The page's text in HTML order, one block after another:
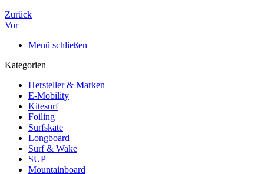
Zurück
Vor
Menü schließen
Kategorien
Hersteller & Marken
E-Mobility
Kitesurf
Foiling
Surfskate
Longboard
Surf & Wake
SUP
Mountainboard